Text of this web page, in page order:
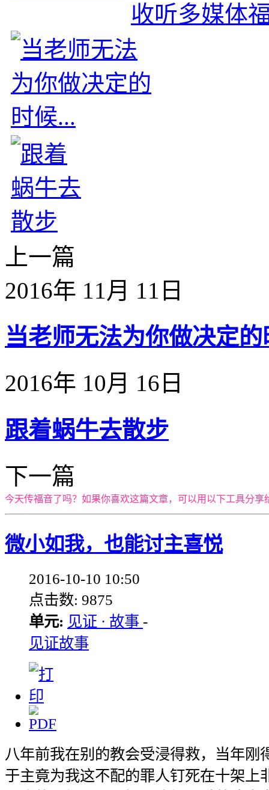
收听多媒体
上一篇
2016年 11月 11日
当老师无法为你做决定的
2016年 10月 16日
跟着蜗牛去散步
下一篇
今天传福音了吗？如果你喜欢这篇文章，可以用以下工具分享
微小如我，也能讨主喜悦
2016-10-10 10:50
点击数: 9875
单元: 见证 · 故事 -
见证故事
八年前我在别的教会受浸得救，当年刚
于主竟为我这不配的罪人钉死在十架上